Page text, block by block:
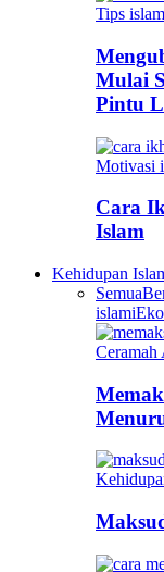
Tips
Mulai
Pintu
Motivasi
Cara
Islam
Kehidupan
Semua
islami
Ceramah